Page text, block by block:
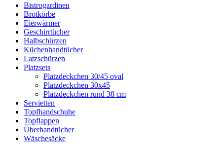
Bistrogardinen
Brotkörbe
Eierwärmer
Geschirrtücher
Halbschürzen
Küchenhandtücher
Latzschürzen
Platzsets
Platzdeckchen 30/45 oval
Platzdeckchen 30x45
Platzdeckchen rund 38 cm
Servietten
Topfhandschuhe
Topflappen
Überhandtücher
Wäschesäcke